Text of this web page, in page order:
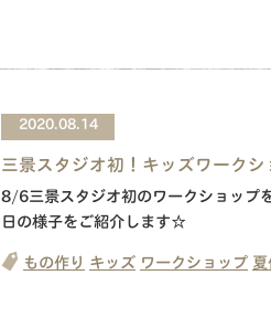
2020.08.14
三景スタジオ初！キッズワーク
8/6三景スタジオ初のワークショップ
日の様子をご紹介します☆
もの作り キッズ ワークショップ